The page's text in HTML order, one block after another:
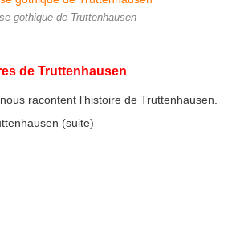
gothique de Truttenhausen
de Truttenhausen
racontent l’histoire de Truttenhausen.